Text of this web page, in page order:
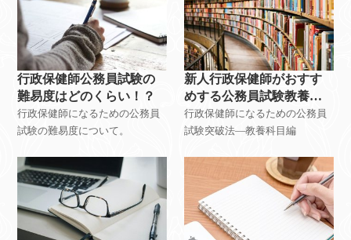
行政保健師公務員試験の
難易度はどのくらい！？
行政保健師になるための公務員
試験の難易度について。
新人行政保健師がおすす
めする公務員試験教養対
策勉強法
行政保健師になるための公務員
試験突破法―教養科目編